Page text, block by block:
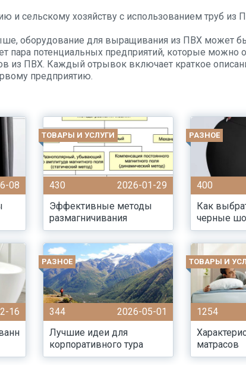
и сельскому хозяйству с использованием труб из
оборудование для выращивания из ПВХ может
пара потенциальных предприятий, которые можно
из ПВХ. Каждый отрывок включает краткое
предприятию.
08
ТОВАРЫ И УСЛУГИ
430
2026-01-29
Эффективные методы
размагничивания
РАЗНОЕ
400
Как
черные
16
РАЗНОЕ
344
2026-05-01
Лучшие идеи для
корпоративного тура
ТОВАРЫ И
1254
матрасов